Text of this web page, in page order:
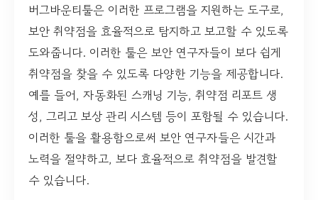
버그바운티툴은 이러한 프로그램을 지원하는 도구로,
보안 취약점을 효율적으로 탐지하고 보고할 수 있도록
도와줍니다. 이러한 툴은 보안 연구자들이 보다 쉽게
취약점을 찾을 수 있도록 다양한 기능을 제공합니다.
예를 들어, 자동화된 스캐닝 기능, 취약점 리포트 생
성, 그리고 보상 관리 시스템 등이 포함될 수 있습니다.
이러한 툴을 활용함으로써 보안 연구자들은 시간과
노력을 절약하고, 보다 효율적으로 취약점을 발견할
수 있습니다.